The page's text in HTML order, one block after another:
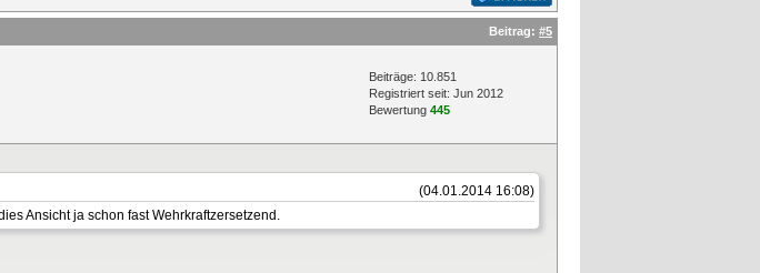
Beitrag: #5
Beiträge: 10.851
Registriert seit: Jun 2012
Bewertung 445
(04.01.2014 16:08)
Ansicht ja schon fast Wehrkraftzersetzend.